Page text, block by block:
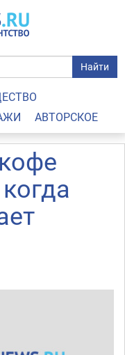
Найти
АВТОРСКОЕ